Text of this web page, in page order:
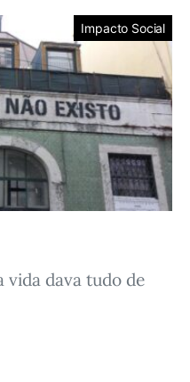
Impacto Social
vida dava tudo de